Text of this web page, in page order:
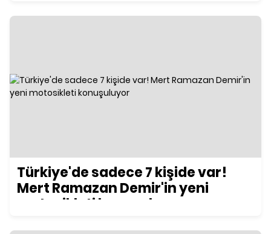
Türkiye'de sadece 7 kişide var!
Mert Ramazan Demir'in yeni
motosikleti konuşuluyor